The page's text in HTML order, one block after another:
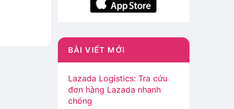
BÀI VIẾT MỚI
Lazada Logistics: Tra cứu
đơn hàng Lazada nhanh
chóng